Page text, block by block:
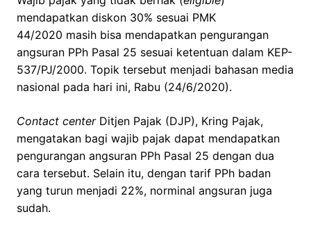
mendapatkan diskon 30% sesuai PMK
44/2020 masih bisa mendapatkan pengurangan
angsuran PPh Pasal 25 sesuai ketentuan dalam KEP-
537/PJ/2000. Topik tersebut menjadi bahasan media
nasional pada hari ini, Rabu (24/6/2020).
Contact center Ditjen Pajak (DJP), Kring Pajak,
mengatakan bagi wajib pajak dapat mendapatkan
pengurangan angsuran PPh Pasal 25 dengan dua
cara tersebut. Selain itu, dengan tarif PPh badan
yang turun menjadi 22%, norminal angsuran juga
sudah.